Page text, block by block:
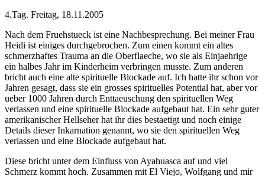
4.Tag. Freitag, 18.11.2005
Nach dem Fruehstueck ist eine Nachbesprechung. Bei meiner Frau
Heidi ist einiges durchgebrochen. Zum einen kommt ein altes
schmerzhaftes Trauma an die Oberflaeche, wo sie als Einjaehrige
ein halbes Jahr im Kinderheim verbringen musste. Zum anderen
bricht auch eine alte spirituelle Blockade auf. Ich hatte ihr schon vor
Jahren gesagt, dass sie ein grosses spirituelles Potential hat, aber vor
ueber 1000 Jahren durch Enttaeuschung den spirituellen Weg
verlassen und eine spirituelle Blockade aufgebaut hat. Ein sehr guter
amerikanischer Hellseher hat ihr dies bestaetigt und noch einige
Details dieser Inkarnation genannt, wo sie den spirituellen Weg
verlassen und eine Blockade aufgebaut hat.
Diese bricht unter dem Einfluss von Ayahuasca auf und viel
Schmerz kommt hoch. Zusammen mit El Viejo, Wolfgang und mir